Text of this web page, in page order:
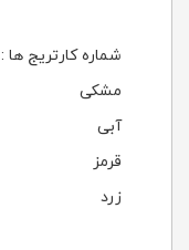
شماره کارتریج ها :
مشکی T1631
آبی T1632
قرمز T1633
زرد T1634